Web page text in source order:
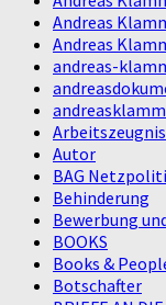
Andreas
Andreas
andreas-
Autor
BAG
Behinderung
Bewerbung
BOOKS
Books &
Botschafter